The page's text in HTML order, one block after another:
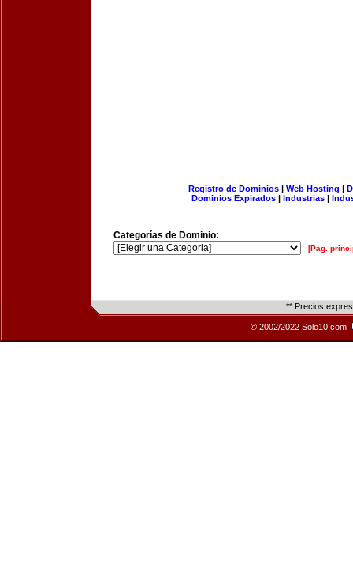
Registro de Dominios| Web Hosting |
Dominios Expirados | Industrias |
Categorías de Dominio:
[Pág.
** Precios
© 2002/2022 Solo10.com